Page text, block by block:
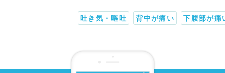
吐き気・嘔吐 背中が痛い 下腹部が痛